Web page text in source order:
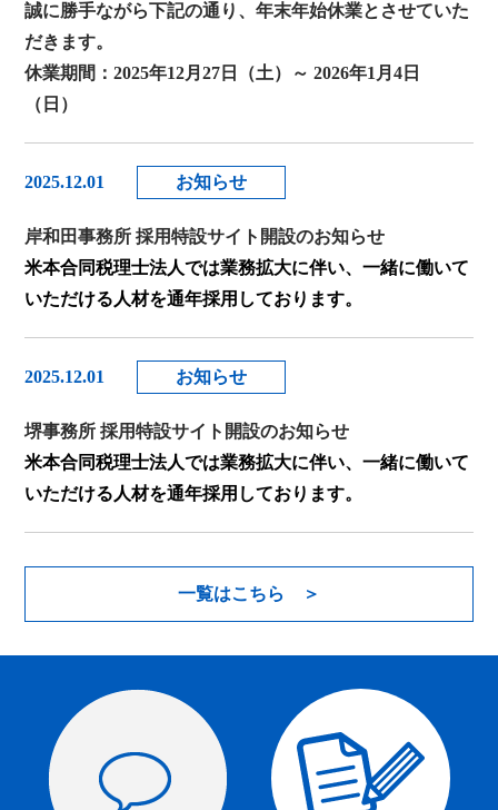
誠に勝手ながら下記の通り、年末年始休業とさせていた
だきます。
休業期間：2025年12月27日（土）～ 2026年1月4日
（日）
2025.12.01 お知らせ
岸和田事務所 採用特設サイト開設のお知らせ
米本合同税理士法人では業務拡大に伴い、一緒に働いて
いただける人材を通年採用しております。
2025.12.01 お知らせ
堺事務所 採用特設サイト開設のお知らせ
米本合同税理士法人では業務拡大に伴い、一緒に働いて
いただける人材を通年採用しております。
一覧はこちら